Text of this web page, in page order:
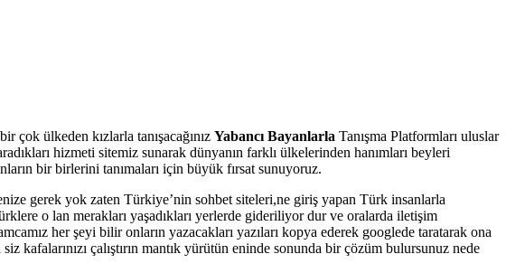
çok ülkeden kızlarla tanışacağınız Yabancı Bayanlarla Tanışma Platformları uluslar
hizmeti sitemiz sunarak dünyanın farklı ülkelerinden hanımları beyleri
bir birlerini tanımaları için büyük fırsat sunuyoruz.
gerek yok zaten Türkiye’nin sohbet siteleri,ne giriş yapan Türk insanlarla
o lan merakları yaşadıkları yerlerde gideriliyor dur ve oralarda iletişim
her şeyi bilir onların yazacakları yazıları kopya ederek googlede taratarak ona
kafalarınızı çalıştırın mantık yürütün eninde sonunda bir çözüm bulursunuz nede